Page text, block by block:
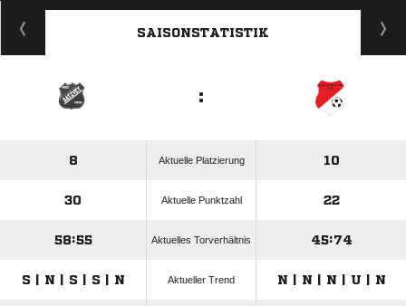
ANZEIGE
SAISONSTATISTIK
:
8 Aktuelle Platzierung 10
30 Aktuelle Punktzahl 22
58:55 Aktuelles Torverhältnis 45:74
S | N | S | S | N Aktueller Trend N | N | N | U | N